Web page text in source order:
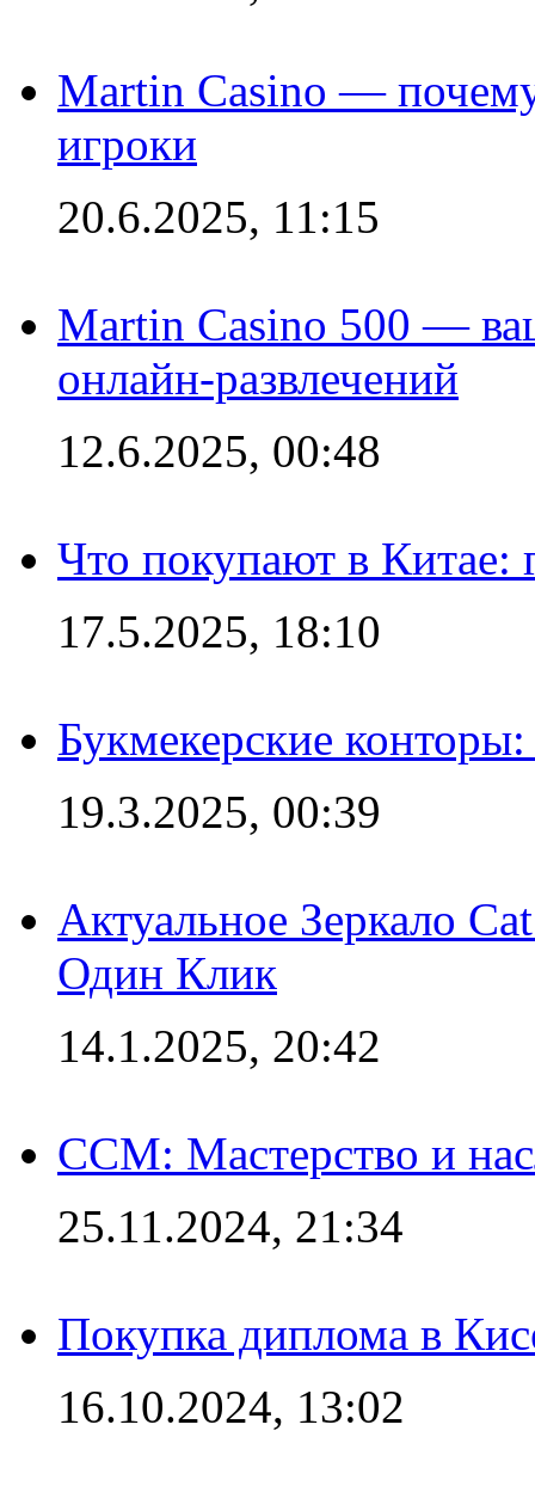
Martin Casino —
игроки
20.6.2025, 11:15
Martin Casino 500 —
онлайн-развлечений
12.6.2025, 00:48
Что покупают в Китае:
17.5.2025, 18:10
Букмекерские
19.3.2025, 00:39
Актуальное Зеркало
Один Клик
14.1.2025, 20:42
CCM: Мастерство и
25.11.2024, 21:34
Покупка диплома в
16.10.2024, 13:02